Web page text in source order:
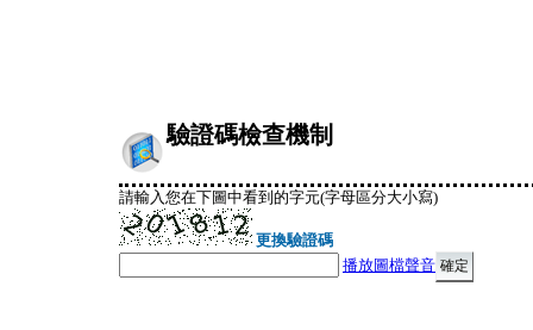
驗證碼檢查機制
請輸入您在下圖中看到的字元(字母區分大小寫)
更換驗證碼
播放圖檔聲音